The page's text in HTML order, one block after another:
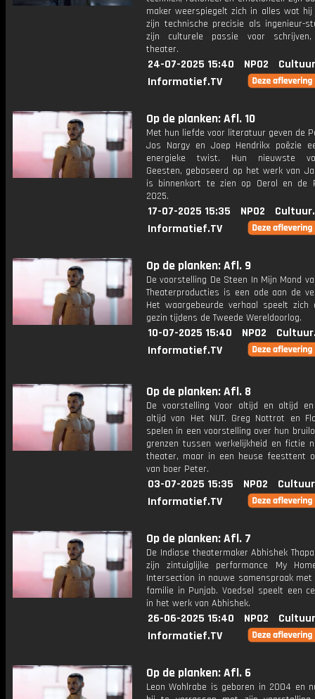
maker weerspiegelt zich in alles wat hij
zijn technische precisie als ingenieur-
zijn culturele passie voor
theater.
24-07-2025 15:40 NPO2
Informatief.TV
Op de planken: Afl. 10
Met hun liefde voor literatuur geven de
Jos Nargy en Joep Hendrikx poëzie
energieke twist. Hun nieuwste
Geesten, gebaseerd op het werk van
is binnenkort te zien op Oerol en de
2025.
17-07-2025 15:35 NPO2
Informatief.TV
Op de planken: Afl. 9
De voorstelling De Steen In Mijn Mond
Theaterproducties is een ode aan de
Het waargebeurde verhaal speelt
gezin tijdens de Tweede Wereldoorlog.
10-07-2025 15:40 NPO2
Informatief.TV
Op de planken: Afl. 8
De voorstelling Voor altijd en altijd
altijd van Het NUT. Greg Nottrot en
spelen in een voorstelling over hun
grenzen tussen werkelijkheid en fictie
theater, maar in een heuse feesttent
van boer Peter.
03-07-2025 15:35 NPO2
Informatief.TV
Op de planken: Afl. 7
De Indiase theatermaker Abhishek
zijn zintuiglijke performance My
Intersection in nauwe samenspraak met
familie in Punjab. Voedsel speelt een
in het werk van Abhishek.
26-06-2025 15:40 NPO2
Informatief.TV
Op de planken: Afl. 6
Leon Wohlrabe is geboren in 2004 en